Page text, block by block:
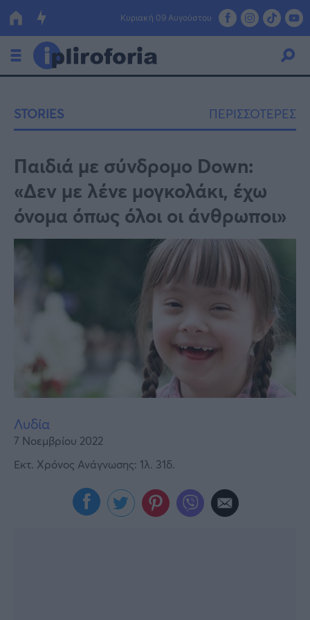
Κυριακή 09 Αυγούστου
Οικονομία
Πολιτική
Τράπεζες
Επιδοτήσεις
Κόσμος
Lifestyle
Υγεία
Καιρός
STORIES ΠΕΡΙΣΣΟΤΕΡΕΣ
Παιδιά με σύνδρομο Down:
«Δεν με λένε μογκολάκι, έχω
όνομα όπως όλοι οι άνθρωποι»
Λυδία
7 Νοεμβρίου 2022
Εκτ. Χρόνος Ανάγνωσης: 1λ. 31δ.